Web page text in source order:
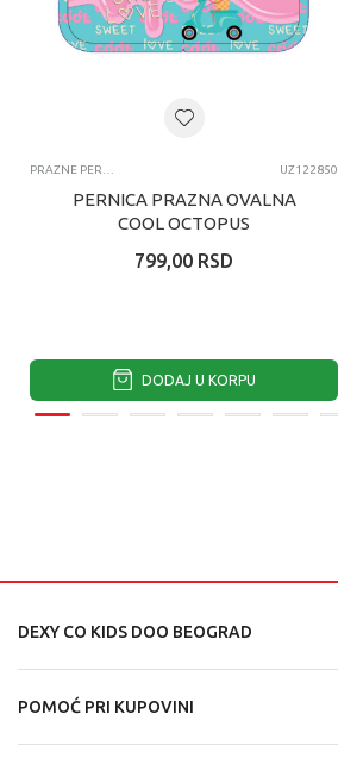
PRAZNE PERNICE UZ122850
PERNICA PRAZNA OVALNA
COOL OCTOPUS
799,00 RSD
DODAJ U KORPU
DEXY CO KIDS DOO BEOGRAD
POMOĆ PRI KUPOVINI